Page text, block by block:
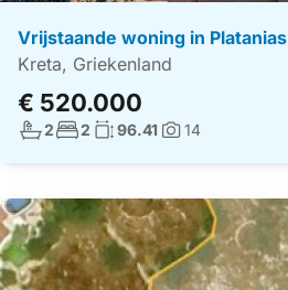
Vrijstaande woning in Platanias
Kreta, Griekenland
€ 520.000
Aantal badkamers:
2Aantal slaapkamers:
2 Woonoppervlakte:
96.41 Foto's:
14